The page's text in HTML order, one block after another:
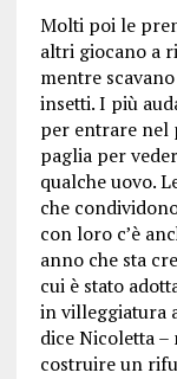
Molti poi le
altri giocano a
mentre
insetti. I più
per entrare nel
paglia per
qualche uovo.
che
con loro c’è
anno che sta
cui è stato
in villeggiatura
dice Nicoletta
costruire un